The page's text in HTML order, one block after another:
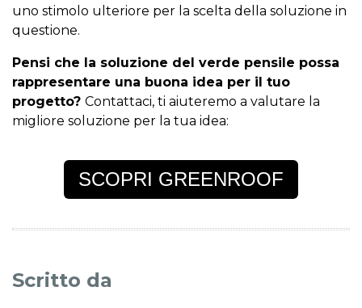
uno stimolo ulteriore per la scelta della soluzione in
questione.
Pensi che la soluzione del verde pensile possa
rappresentare una buona idea per il tuo
progetto? Contattaci, ti aiuteremo a valutare la
migliore soluzione per la tua idea:
SCOPRI GREENROOF
Scritto da